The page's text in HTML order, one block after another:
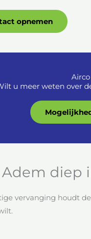
opnemen
u meer weten over
diep
vervanging houdt